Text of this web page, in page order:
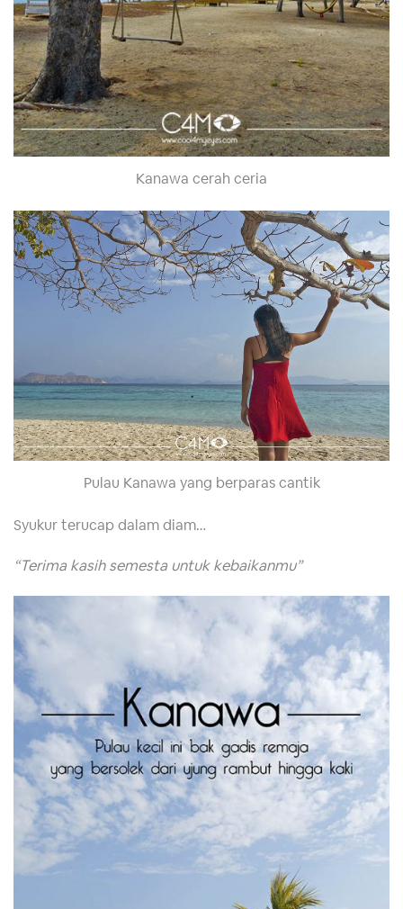
Kanawa cerah ceria
Pulau Kanawa yang berparas cantik
Syukur terucap dalam diam…
“Terima kasih semesta untuk kebaikanmu”